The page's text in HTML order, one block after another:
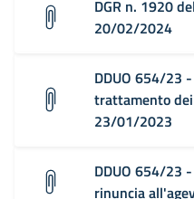
DGR n. 1920
20/02/2024
DDUO 654/23
trattamento
23/01/2023
DDUO 654/23
rinuncia